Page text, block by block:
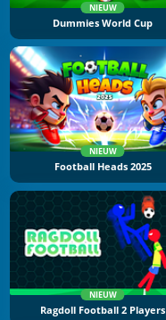
NIEUW
Dummies World Cup
NIEUW
Football Heads 2025
NIEUW
Ragdoll Football 2 Players